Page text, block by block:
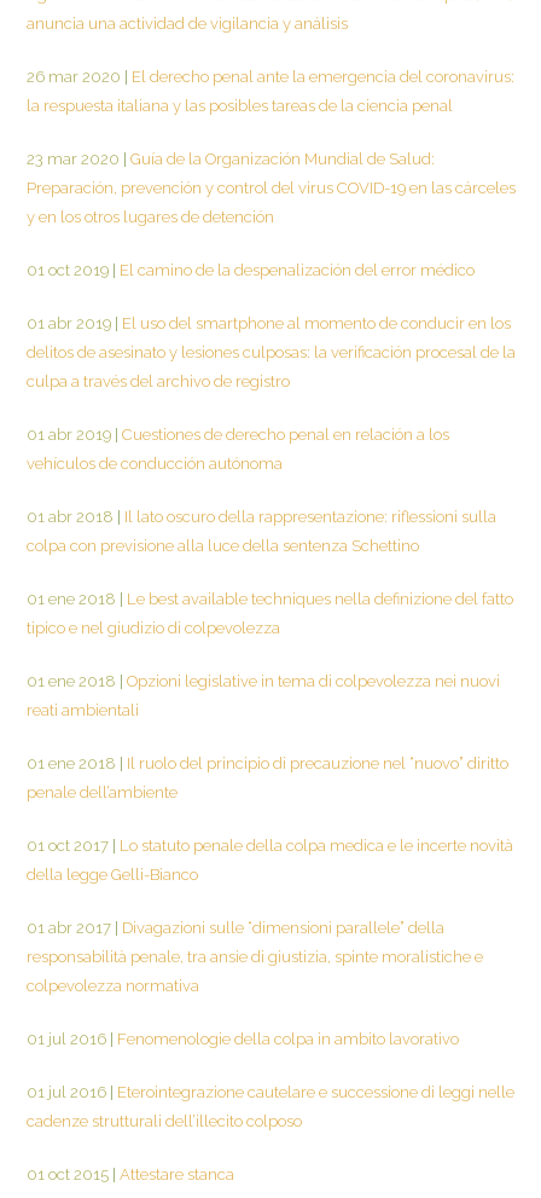
anuncia una actividad de vigilancia y análisis
26 mar 2020
El derecho penal ante la emergencia del coronavirus:
la respuesta italiana y las posibles tareas de la ciencia penal
23 mar 2020
Guía de la Organización Mundial de Salud:
Preparación, prevención y control del virus COVID-19 en las cárceles
y en los otros lugares de detención
01 oct 2019 El camino de la despenalización del error médico
01 abr 2019
El uso del smartphone al momento de conducir en los
delitos de asesinato y lesiones culposas: la verificación procesal de la
culpa a través del archivo de registro
01 abr 2019 Cuestiones de derecho penal en relación a los
vehículos de conducción autónoma
01 abr 2018
Il lato oscuro della rappresentazione: riflessioni sulla
colpa con previsione alla luce della sentenza Schettino
01 ene 2018
Le best available techniques nella definizione del fatto
tipico e nel giudizio di colpevolezza
01 ene 2018
Opzioni legislative in tema di colpevolezza nei nuovi
reati ambientali
01 ene 2018
Il ruolo del principio di precauzione nel “nuovo” diritto
penale dell’ambiente
01 oct 2017
Lo statuto penale della colpa medica e le incerte novità
della legge Gelli-Bianco
01 abr 2017
Divagazioni sulle “dimensioni parallele” della
responsabilità penale, tra ansie di giustizia, spinte moralistiche e
colpevolezza normativa
01 jul 2016 Fenomenologie della colpa in ambito lavorativo
01 jul 2016
Eterointegrazione cautelare e successione di leggi nelle
cadenze strutturali dell’illecito colposo
01 oct 2015 Attestare stanca